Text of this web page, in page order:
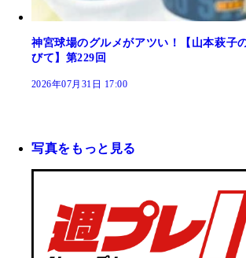
神宮球場のグルメがアツい！【山本萩子
びて】第229回
2026年07月31日 17:00
写真をもっと見る